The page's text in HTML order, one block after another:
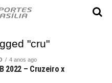
"cru"
4 anos ago
2022 – Cruzeiro x